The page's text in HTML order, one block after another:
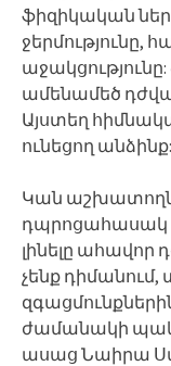
ֆիզիկական
ջերմությունը,
ամենամեծ
Այստեղ
ունեցող անձինք:
Կան
դպրոցահասակ
լինելը ահավոր
չենք դիմանում,
ժամանակի
ասաց Նաիրա